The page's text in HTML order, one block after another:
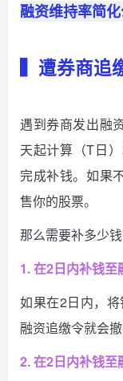
融资维持率简
▍遭券商追
遇到券商发出融
天起计算（T日
完成补钱。如果
售你的股票。
那么需要补多少
1. 在2日内补钱
如果在2日内，
融资追缴令就会撤
2. 在2日内补钱